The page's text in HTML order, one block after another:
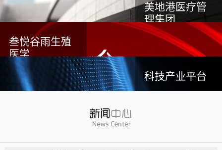
美地港医疗管
理集团
叁悦谷雨生殖
医学
科技产业平台